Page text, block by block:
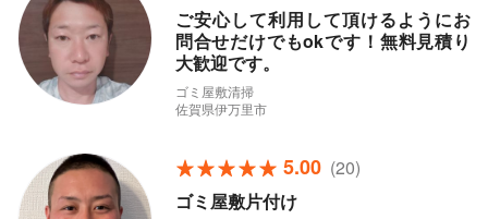
ご安心して利用して頂けるようにお
問合せだけでもokです！無料見積り
大歓迎です。
ゴミ屋敷清掃
佐賀県伊万里市
5.00 (20)
ゴミ屋敷片付け